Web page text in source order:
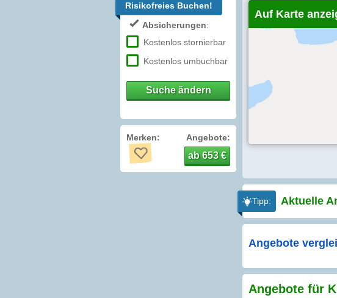
Risikofreies Buchen!
Absicherungen:
Kostenlos stornierbar
Kostenlos umbuchbar
Suche ändern
Merken: Angebote:
ab 653 €
Auf Karte
Tipp: Aktuelle
Angebote
Angebote für